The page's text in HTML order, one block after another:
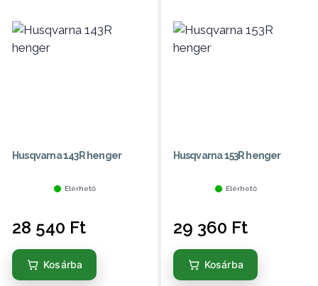
Husqvarna 143R henger
Elérhető
28 540 Ft
Kosárba
Husqvarna 153R henger
Elérhető
29 360 Ft
Kosárba